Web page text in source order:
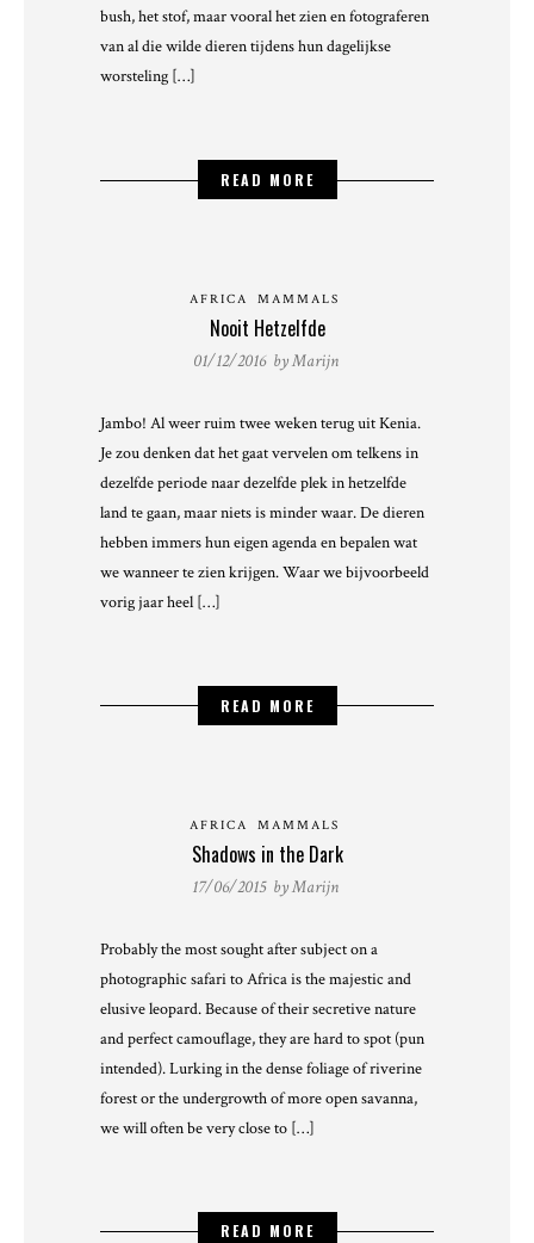
bush, het stof, maar vooral het zien en fotograferen
van al die wilde dieren tijdens hun dagelijkse
worsteling […]
READ MORE
AFRICA MAMMALS
Nooit Hetzelfde
01/12/2016 byMarijn
Jambo! Al weer ruim twee weken terug uit Kenia.
Je zou denken dat het gaat vervelen om telkens in
dezelfde periode naar dezelfde plek in hetzelfde
land te gaan, maar niets is minder waar. De dieren
hebben immers hun eigen agenda en bepalen wat
we wanneer te zien krijgen. Waar we bijvoorbeeld
vorig jaar heel […]
READ MORE
AFRICA MAMMALS
Shadows in the Dark
17/06/2015 byMarijn
Probably the most sought after subject on a
photographic safari to Africa is the majestic and
elusive leopard. Because of their secretive nature
and perfect camouflage, they are hard to spot (pun
intended). Lurking in the dense foliage of riverine
forest or the undergrowth of more open savanna,
we will often be very close to […]
READ MORE